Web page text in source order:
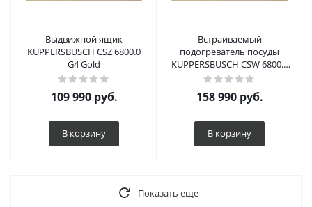
Выдвижной ящик
KUPPERSBUSCH CSZ 6800.0
G4 Gold
109 990руб.
В корзину
Встраиваемый
подогреватель посуды
KUPPERSBUSCH CSW 6800.0
G4 Gold
158 990руб.
В корзину
Показать еще